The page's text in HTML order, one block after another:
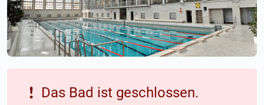
Das Bad ist geschlossen.